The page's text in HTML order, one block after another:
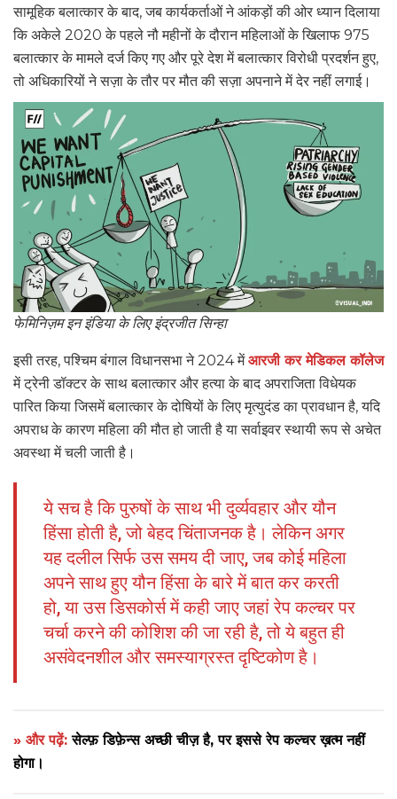
सामूहिक बलात्कार के बाद, जब कार्यकर्ताओं ने आंकड़ों की ओर ध्यान दिलाया
कि अकेले 2020 के पहले नौ महीनों के दौरान महिलाओं के खिलाफ 975
बलात्कार के मामले दर्ज किए गए और पूरे देश में बलात्कार विरोधी प्रदर्शन हुए,
तो अधिकारियों ने सज़ा के तौर पर मौत की सज़ा अपनाने में देर नहीं लगाई।
फेमिनिज़म इन इंडिया के लिए इंद्रजीत सिन्हा
इसी तरह, पश्चिम बंगाल विधानसभा ने 2024 मेंआरजी कर मेडिकल कॉलेज
में ट्रेनी डॉक्टर के साथ बलात्कार और हत्या के बाद अपराजिता विधेयक
पारित किया जिसमें बलात्कार के दोषियों के लिए मृत्युदंड का प्रावधान है, यदि
अपराध के कारण महिला की मौत हो जाती है या सर्वाइवर स्थायी रूप से अचेत
अवस्था में चली जाती है।
ये सच है कि पुरुषों के साथ भी दुर्व्यवहार और यौन
हिंसा होती है, जो बेहद चिंताजनक है। लेकिन अगर
यह दलील सिर्फ उस समय दी जाए, जब कोई महिला
अपने साथ हुए यौन हिंसा के बारे में बात कर करती
हो, या उस डिसकोर्स में कही जाए जहां रेप कल्चर पर
चर्चा करने की कोशिश की जा रही है, तो ये बहुत ही
असंवेदनशील और समस्याग्रस्त दृष्टिकोण है।
» और पढ़ें:सेल्फ़ डिफ़ेन्स अच्छी चीज़ है, पर इससे रेप कल्चर ख़त्म नहीं
होगा।